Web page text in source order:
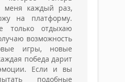
меня каждый раз,
на платформу.
только отдыхаю
возможность
игры, новые
победа дарит
Если и вы
подобные